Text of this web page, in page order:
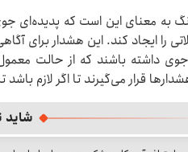
به معنای این است که پدیده‌ای
را ایجاد کند. این هشدار برای
جوی داشته باشند که از حالت
قرار می‌گیرند تا اگر لازم باشد
شاید